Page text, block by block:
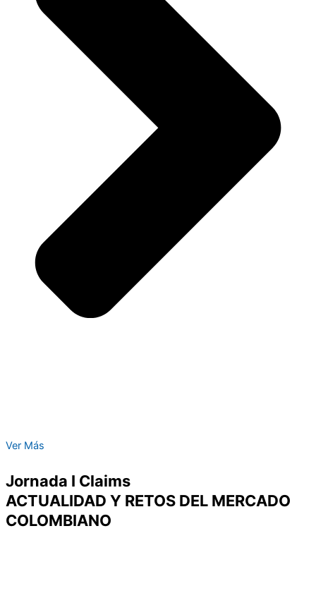
Ver Más
Jornada I Claims
ACTUALIDAD Y RETOS DEL MERCADO
COLOMBIANO